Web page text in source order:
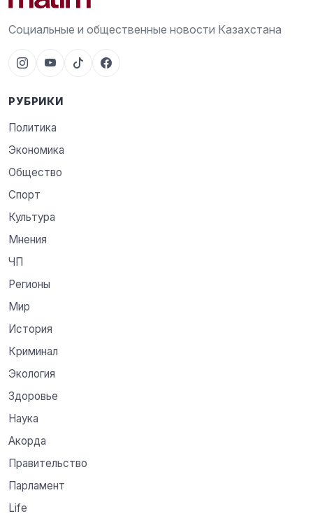
Социальные и общественные новости Казахстана
РУБРИКИ
Политика
Экономика
Общество
Спорт
Культура
Мнения
ЧП
Регионы
Мир
История
Криминал
Экология
Здоровье
Наука
Акорда
Правительство
Парламент
Life